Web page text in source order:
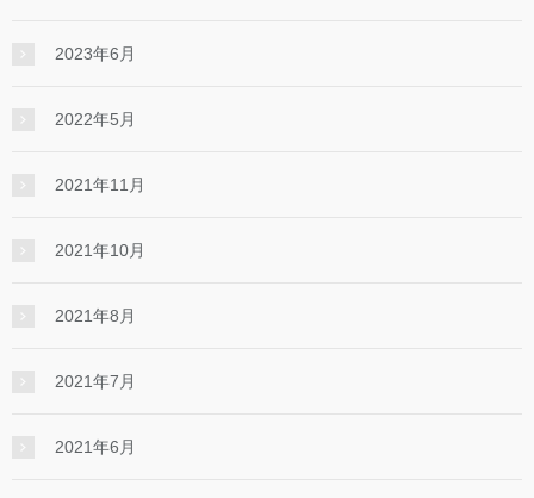
2023年6月
2022年5月
2021年11月
2021年10月
2021年8月
2021年7月
2021年6月